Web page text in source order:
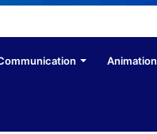
Animation